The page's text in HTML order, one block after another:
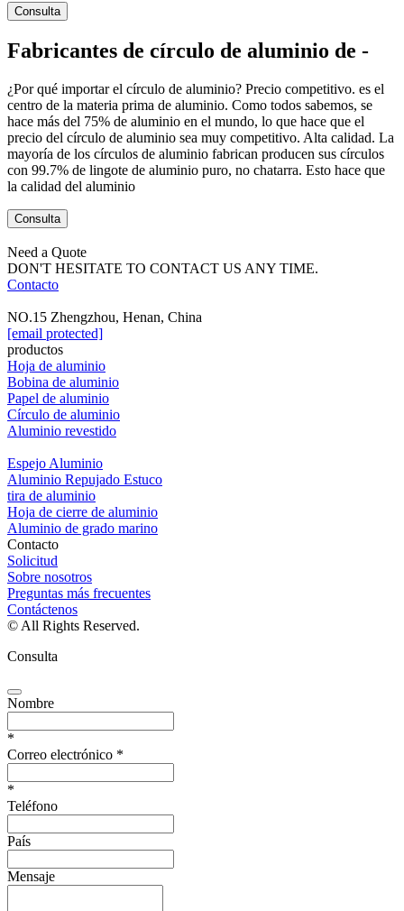
Consulta
Fabricantes de círculo de aluminio de -
¿Por qué importar el círculo de aluminio? Precio competitivo. es el
centro de la materia prima de aluminio. Como todos sabemos, se
hace más del 75% de aluminio en el mundo, lo que hace que el
precio del círculo de aluminio sea muy competitivo. Alta calidad. La
mayoría de los círculos de aluminio fabrican producen sus círculos
con 99.7% de lingote de aluminio puro, no chatarra. Esto hace que
la calidad del aluminio
Consulta
Need a Quote
DON'T HESITATE TO CONTACT US ANY TIME.
Contacto
NO.15 Zhengzhou, Henan, China
[email protected]
productos
Hoja de aluminio
Bobina de aluminio
Papel de aluminio
Círculo de aluminio
Aluminio revestido
Espejo Aluminio
Aluminio Repujado Estuco
tira de aluminio
Hoja de cierre de aluminio
Aluminio de grado marino
Contacto
Solicitud
Sobre nosotros
Preguntas más frecuentes
Contáctenos
© All Rights Reserved.
Consulta
Nombre
*
Correo electrónico *
*
Teléfono
País
Mensaje